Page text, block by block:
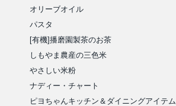
オリーブオイル
パスタ
[有機]播磨園製茶のお茶
しもやま農産の三色米
やさしい米粉
ナディー・チャート
ピヨちゃんキッチン＆ダイニングアイテム